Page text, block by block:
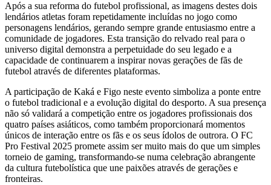
Após a sua reforma do futebol profissional, as imagens destes dois
lendários atletas foram repetidamente incluídas no jogo como
personagens lendários, gerando sempre grande entusiasmo entre a
comunidade de jogadores. Esta transição do relvado real para o
universo digital demonstra a perpetuidade do seu legado e a
capacidade de continuarem a inspirar novas gerações de fãs de
futebol através de diferentes plataformas.
A participação de Kaká e Figo neste evento simboliza a ponte entre
o futebol tradicional e a evolução digital do desporto. A sua presença
não só validará a competição entre os jogadores profissionais dos
quatro países asiáticos, como também proporcionará momentos
únicos de interação entre os fãs e os seus ídolos de outrora. O FC
Pro Festival 2025 promete assim ser muito mais do que um simples
torneio de gaming, transformando-se numa celebração abrangente
da cultura futebolística que une paixões através de gerações e
fronteiras.